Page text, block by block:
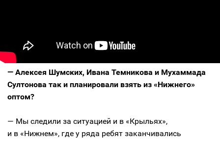
— Алексея Шумских, Ивана Темникова и Мухаммада
Султонова так и планировали взять из «Нижнего»
оптом?
— Мы следили за ситуацией и в «Крыльях»,
и в «Нижнем», где у ряда ребят заканчивались